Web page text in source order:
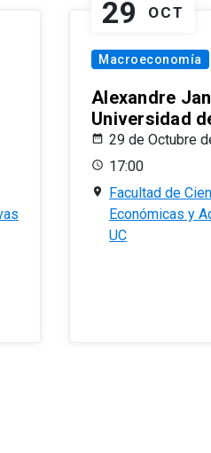
29 OCT
Macroeconomía
Alexandre
Universidad
29 de Octubre
17:00
Facultad de
Económicas y
UC